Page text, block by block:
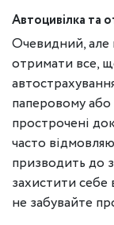
Автоцивілка та
Очевидний,
отримати все,
паперовому
прострочені
часто
призводить до
захистити себе
не забувайте